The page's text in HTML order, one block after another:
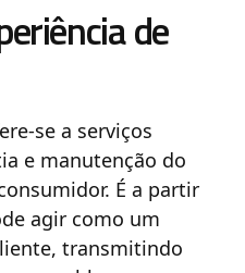
de
se a serviços
e manutenção do
É a partir
agir como um
transmitindo